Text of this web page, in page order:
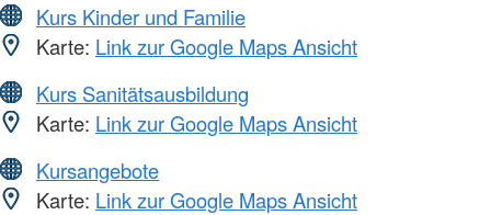
Kurs Kinder und Familie
Karte: Link zur Google Maps Ansicht
Kurs Sanitätsausbildung
Karte: Link zur Google Maps Ansicht
Kursangebote
Karte: Link zur Google Maps Ansicht